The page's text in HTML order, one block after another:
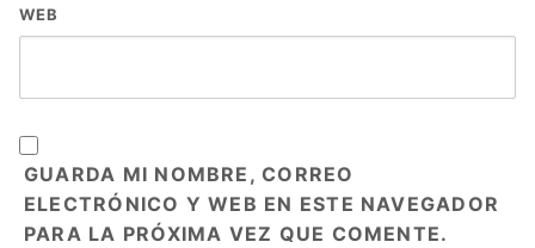
WEB
GUARDA MI NOMBRE, CORREO
ELECTRÓNICO Y WEB EN ESTE NAVEGADOR
PARA LA PRÓXIMA VEZ QUE COMENTE.